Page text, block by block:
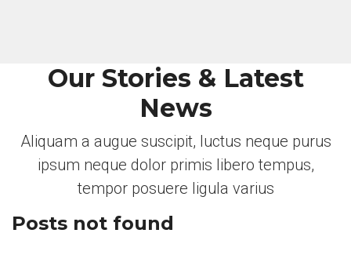
Our Stories & Latest
News
Aliquam a augue suscipit, luctus neque purus
ipsum neque dolor primis libero tempus,
tempor posuere ligula varius
Posts not found